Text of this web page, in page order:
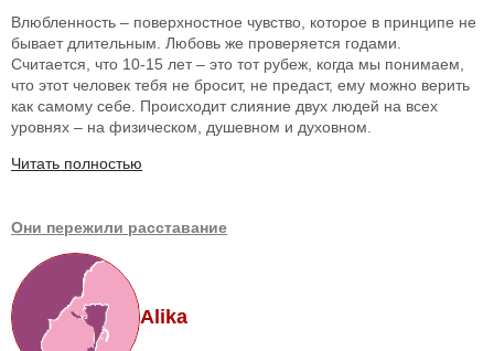
Влюбленность – поверхностное чувство, которое в принципе не
бывает длительным. Любовь же проверяется годами.
Считается, что 10-15 лет – это тот рубеж, когда мы понимаем,
что этот человек тебя не бросит, не предаст, ему можно верить
как самому себе. Происходит слияние двух людей на всех
уровнях – на физическом, душевном и духовном.
Читать полностью
Они пережили расставание
Alika